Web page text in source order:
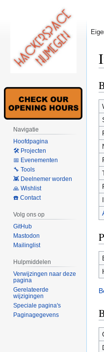
Navigatie
Hoofdpagina
🛠 Projecten
📅 Evenementen
🔧 Tools
👾 Deelnemer worden
🙏 Wishlist
☎️ Contact
Volg ons op
GitHub
Mastodon
Mailinglist
Hulpmiddelen
Verwijzingen naar deze
pagina
Gerelateerde
wijzigingen
Speciale pagina's
Paginagegevens